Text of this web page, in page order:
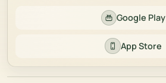
Google Play
App Store